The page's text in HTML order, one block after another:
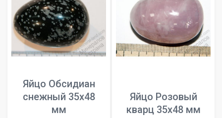
Яйцо Обсидиан
снежный 35х48
мм
Яйцо Розовый
кварц 35х48 мм